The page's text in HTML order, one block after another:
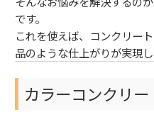
です。
これを使えば、 コンクリー
品のような仕上がりが実現し
カラーコンクリ